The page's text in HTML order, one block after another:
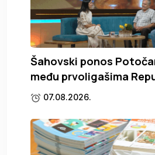
Šahovski ponos
među prvoligašima
07.08.2026.